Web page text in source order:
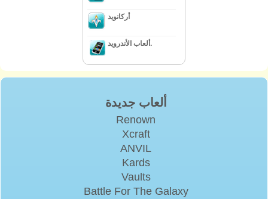
أركانويد
ألعاب الأندرويد.
ألعاب جديدة
Renown
Xcraft
ANVIL
Kards
Vaults
Battle For The Galaxy